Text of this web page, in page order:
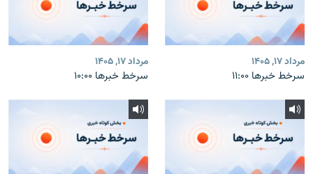
مرداد ۱۷, ۱۴۰۵
سرخط خبرها ۱۱:۰۰
مرداد ۱۷, ۱۴۰۵
سرخط خبرها ۱۰:۰۰